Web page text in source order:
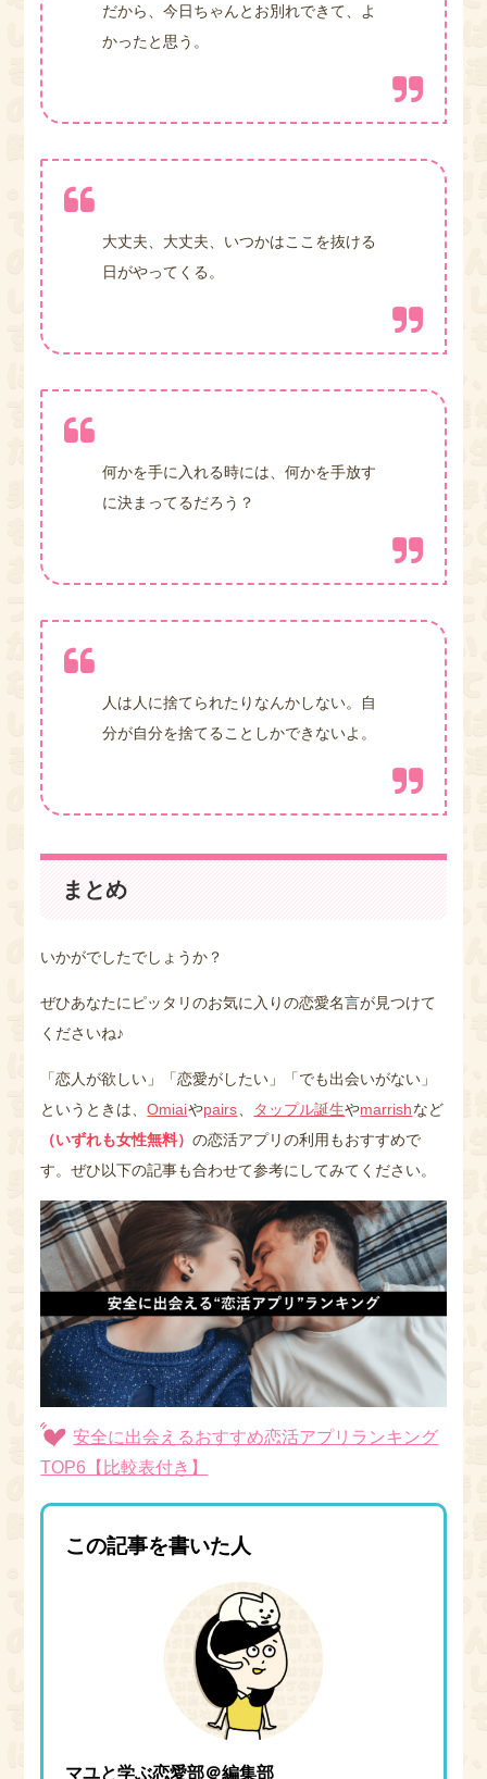
だから、今日ちゃんとお別れできて、よ
かったと思う。
大丈夫、大丈夫、いつかはここを抜ける
日がやってくる。
何かを手に入れる時には、何かを手放す
に決まってるだろう？
人は人に捨てられたりなんかしない。自
分が自分を捨てることしかできないよ。
まとめ
いかがでしたでしょうか？
ぜひあなたにピッタリのお気に入りの恋愛名言が見つけて
くださいね♪
「恋人が欲しい」「恋愛がしたい」「でも出会いがない」
というときは、Omiaiやpairs タップル誕生やmarrishなど
（いずれも女性無料）の恋活アプリの利用もおすすめで
す。ぜひ以下の記事も合わせて参考にしてみてください。
安全に出会えるおすすめ恋活アプリランキング
TOP6【比較表付き】
この記事を書いた人
マユと学ぶ恋愛部＠編集部